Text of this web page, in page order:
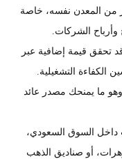
من المعدن نفسه، خاصة
وأرباح الشركات.
تحقق قيمة إضافية عبر
الكفاءة التشغيلية.
ما يمنحك مصدر عائد
داخل السوق السعودي،
أو صناديق الذهب